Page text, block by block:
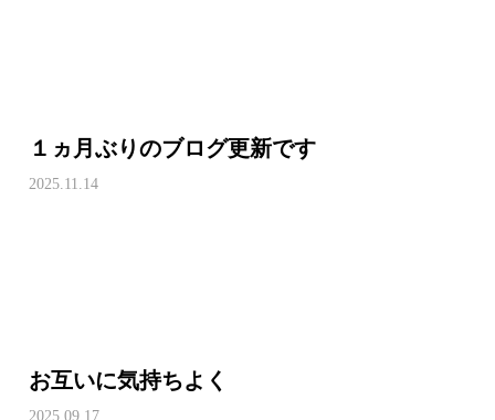
１ヵ月ぶりのブログ更新です
2025.11.14
お互いに気持ちよく
2025.09.17